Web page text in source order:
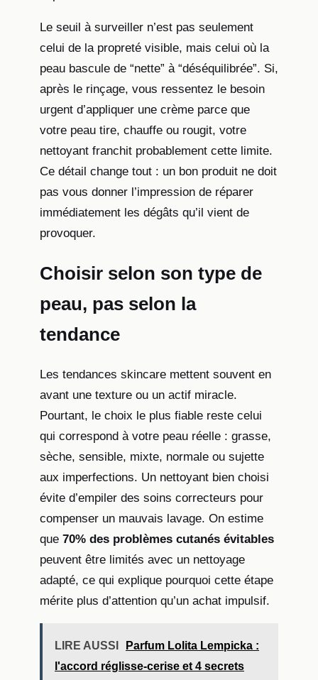
Le seuil à surveiller n’est pas seulement
celui de la propreté visible, mais celui où la
peau bascule de “nette” à “déséquilibrée”. Si,
après le rinçage, vous ressentez le besoin
urgent d’appliquer une crème parce que
votre peau tire, chauffe ou rougit, votre
nettoyant franchit probablement cette limite.
Ce détail change tout : un bon produit ne doit
pas vous donner l’impression de réparer
immédiatement les dégâts qu’il vient de
provoquer.
Choisir selon son type de
peau, pas selon la
tendance
Les tendances skincare mettent souvent en
avant une texture ou un actif miracle.
Pourtant, le choix le plus fiable reste celui
qui correspond à votre peau réelle : grasse,
sèche, sensible, mixte, normale ou sujette
aux imperfections. Un nettoyant bien choisi
évite d’empiler des soins correcteurs pour
compenser un mauvais lavage. On estime
que 70% des problèmes cutanés évitables
peuvent être limités avec un nettoyage
adapté, ce qui explique pourquoi cette étape
mérite plus d’attention qu’un achat impulsif.
LIRE AUSSI
Parfum Lolita Lempicka :
l'accord réglisse-cerise et 4 secrets